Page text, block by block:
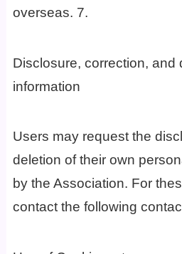
overseas. 7.
Disclosure, correction, and
information
Users may request the
deletion of their own
by the Association. For
contact the following